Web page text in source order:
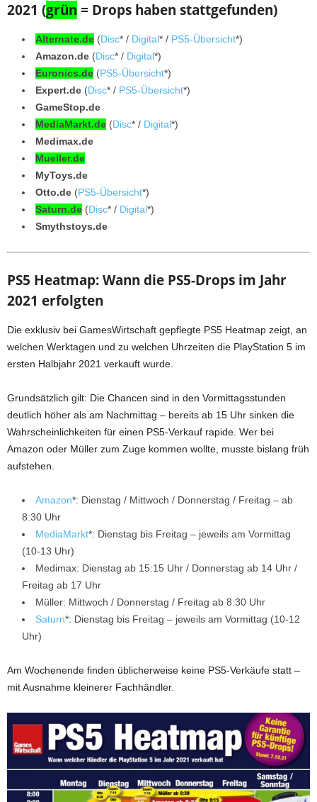
2021 (grün = Drops haben stattgefunden)
Alternate.de (Disc* / Digital* / PS5-Übersicht*)
Amazon.de (Disc* / Digital*)
Euronics.de (PS5-Übersicht*)
Expert.de (Disc* / PS5-Übersicht*)
GameStop.de
MediaMarkt.de (Disc* / Digital*)
Medimax.de
Mueller.de
MyToys.de
Otto.de (PS5-Übersicht*)
Saturn.de (Disc* / Digital*)
Smythstoys.de
PS5 Heatmap: Wann die PS5-Drops im Jahr
2021 erfolgten
Die exklusiv bei GamesWirtschaft gepflegte PS5 Heatmap zeigt, an
welchen Werktagen und zu welchen Uhrzeiten die PlayStation 5 im
ersten Halbjahr 2021 verkauft wurde.
Grundsätzlich gilt: Die Chancen sind in den Vormittagsstunden
deutlich höher als am Nachmittag – bereits ab 15 Uhr sinken die
Wahrscheinlichkeiten für einen PS5-Verkauf rapide. Wer bei
Amazon oder Müller zum Zuge kommen wollte, musste bislang früh
aufstehen.
Amazon*: Dienstag / Mittwoch / Donnerstag / Freitag – ab
8:30 Uhr
MediaMarkt*: Dienstag bis Freitag – jeweils am Vormittag
(10-13 Uhr)
Medimax: Dienstag ab 15:15 Uhr / Donnerstag ab 14 Uhr /
Freitag ab 17 Uhr
Müller: Mittwoch / Donnerstag / Freitag ab 8:30 Uhr
Saturn*: Dienstag bis Freitag – jeweils am Vormittag (10-12
Uhr)
Am Wochenende finden üblicherweise keine PS5-Verkäufe statt –
mit Ausnahme kleinerer Fachhändler.